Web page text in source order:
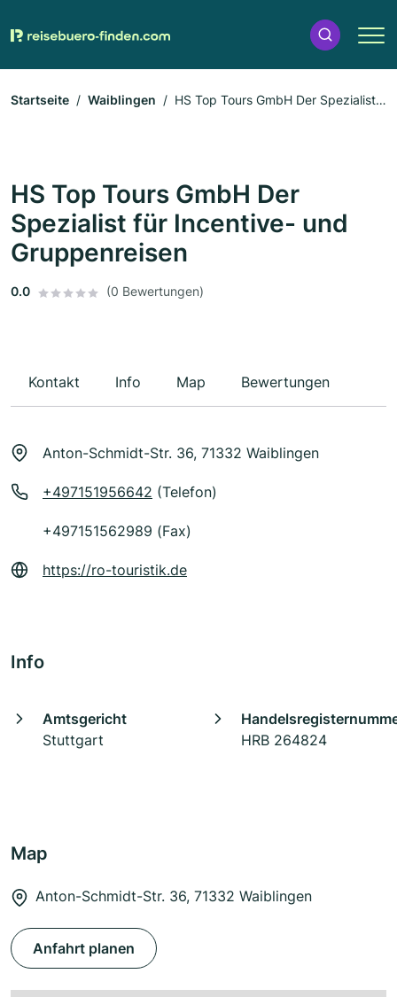
Startseite Waiblingen
HS Top Tours GmbH Der Spezialist
HS Top Tours GmbH Der
Spezialist für Incentive- und
Gruppenreisen
0.0 (0 Bewertungen)
Kontakt Info Map Bewertungen
Anton-Schmidt-Str. 36, 71332 Waiblingen
+497151956642 (Telefon)
+497151562989 (Fax)
https://ro-touristik.de
Info
Amtsgericht
Stuttgart
HRB 264824
Map
Anton-Schmidt-Str. 36, 71332 Waiblingen
Anfahrt planen